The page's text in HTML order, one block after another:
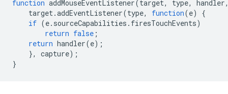
function addMouseEventListener(target, type, handler
target.addEventListener(type, function(e)
{
if (e. sourceCapabilities . firesTouchEvents)
return false ;
return handler(e);
},
capture);
}